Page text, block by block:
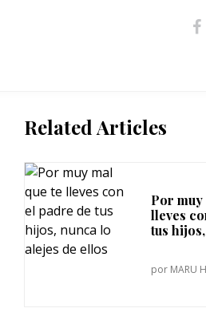
Related Articles
Por muy
lleves
tus
por MARU